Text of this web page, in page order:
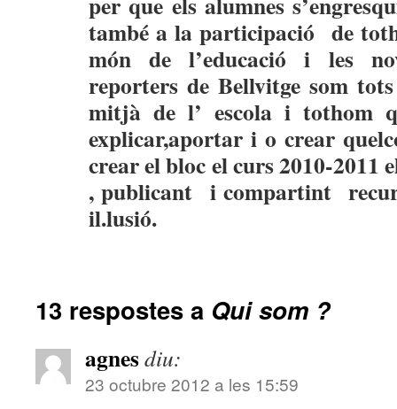
també a la participació de
món de l’educació i les
reporters de Bellvitge som
mitjà de l’ escola i tothom
explicar,aportar i o crear
crear el blocel curs 2010-
, publicant i compartint
il.lusió.
13 respostes a Qui som ?
agnesdiu:
23 octubre 2012 a les 15:59